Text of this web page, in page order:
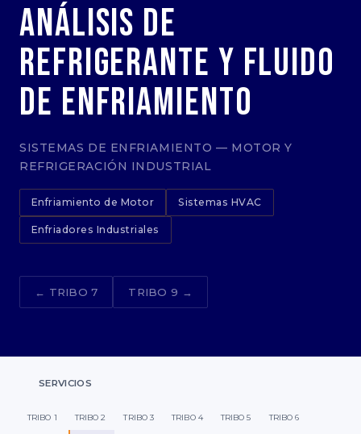
Análisis de
Refrigerante y Fluido
de Enfriamiento
SISTEMAS DE ENFRIAMIENTO — MOTOR Y
REFRIGERACIÓN INDUSTRIAL
Enfriamiento de Motor Sistemas HVAC
Enfriadores Industriales
← TRIBO 7 TRIBO 9 →
SERVICIOS
TRIBO 1 TRIBO 2 TRIBO 3 TRIBO 4 TRIBO 5 TRIBO 6